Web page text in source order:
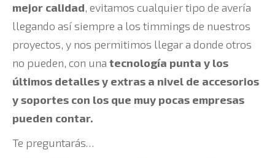
mejor calidad, evitamos cualquier tipo de avería
llegando así siempre a los timmings de nuestros
proyectos, y nos permitimos llegar a donde otros
no pueden, con una tecnología punta y los
últimos detalles y extras a nivel de accesorios
y soportes con los que muy pocas empresas
pueden contar.
Te preguntarás…